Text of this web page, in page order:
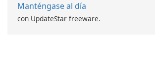
Manténgase al día
con UpdateStar freeware.